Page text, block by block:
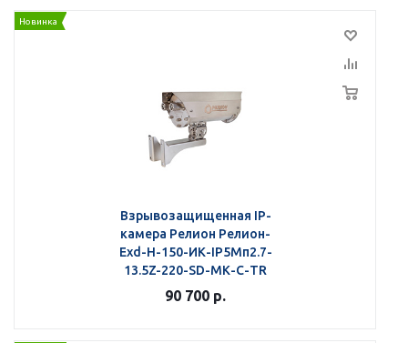
Новинка
Взрывозащищенная IP-
камера Релион Релион-
Exd-Н-150-ИК-IP5Мп2.7-
13.5Z-220-SD-МК-С-TR
90 700 р.